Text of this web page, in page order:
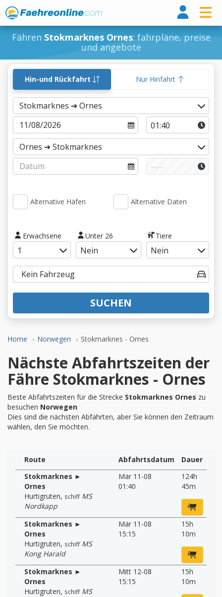
Fähren Stokmarknes Ornes: fahrpläne, preise
und angebote
Home Norwegen Stokmarknes - Ornes
Hin-und Rückfahrt Nur Hinfahrt
Alternative Häfen Alternative Daten
Erwachsene Unter 26 Tiere
SUCHEN
Nächste Abfahrtszeiten der
Fähre Stokmarknes - Ornes
Beste Abfahrtszeiten für die Strecke Stokmarknes Ornes zu
besuchen Norwegen
Dies sind die nächsten Abfahrten, aber Sie können den Zeitraum
wählen, den Sie möchten.
Route Abfahrtsdatum
Dauer
Stokmarknes ►
Ornes
Hurtigruten, schiff MS
Nordkapp
Mär 11-08
01:40
124h
45m
Stokmarknes ►
Ornes
Hurtigruten, schiff MS
Kong Harald
Mär 11-08
15:15
15h
10m
Stokmarknes ►
Ornes
Hurtigruten, schiff MS
Mitt 12-08
15:15
15h
10m